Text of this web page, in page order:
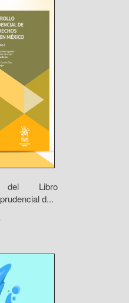
del Libro
d...